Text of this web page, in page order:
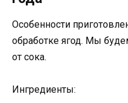
Особенности
обработке ягод. Мы
от сока.
Ингредиенты: